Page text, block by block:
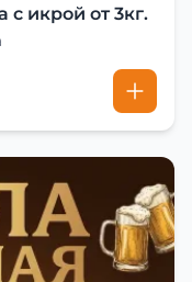
с икрой от 3кг.